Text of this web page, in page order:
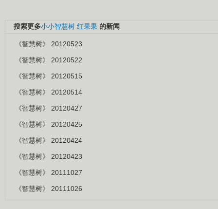
搜索更多小小智慧树 红果果 的新闻
《智慧树》 20120523
《智慧树》 20120522
《智慧树》 20120515
《智慧树》 20120514
《智慧树》 20120427
《智慧树》 20120425
《智慧树》 20120424
《智慧树》 20120423
《智慧树》 20111027
《智慧树》 20111026